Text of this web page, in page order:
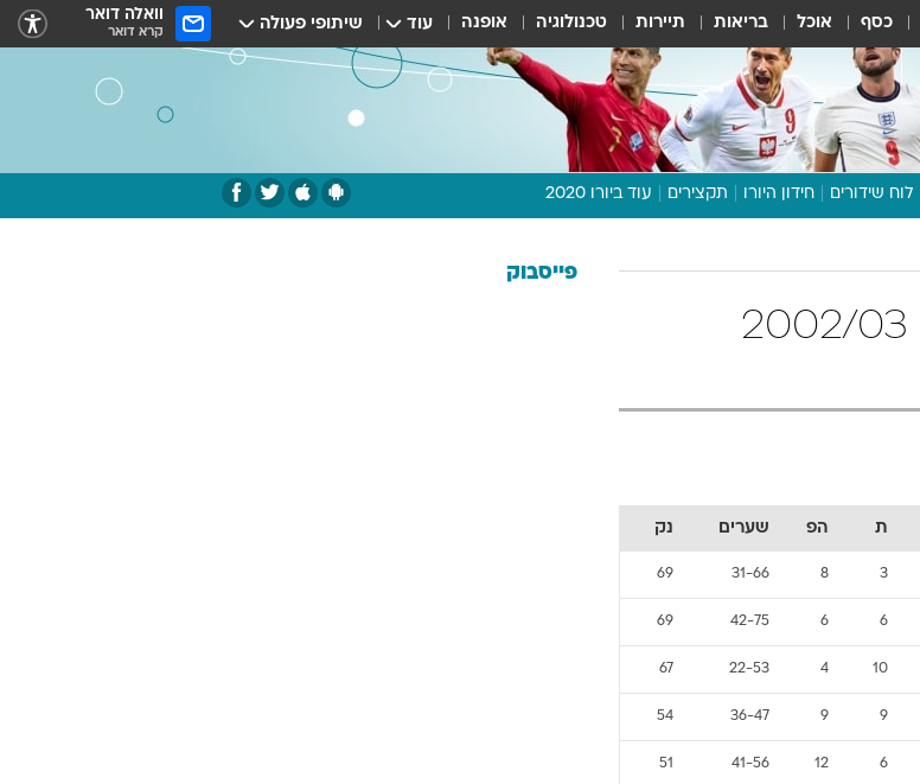
כסף אוכל בריאות תיירות טכנולוגיה אופנה עוד שיתופי פעולה וואלה דואר
קרא דואר
לוח שידורים חידון היורו תקצירים עוד ביורו 2020
תכנית היורו
וואלה! ספורט
הפועל כפר סבא ליגת העל 2002/03
ת הפ שערים נק
3
8
31-66
69
6
6
42-75
69
10
4
22-53
67
9
9
36-47
54
6
12
41-56
51
פייסבוק